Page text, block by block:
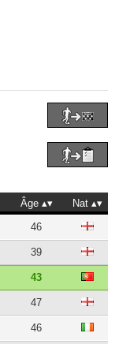
Âge
Nat
46
39
43
47
46